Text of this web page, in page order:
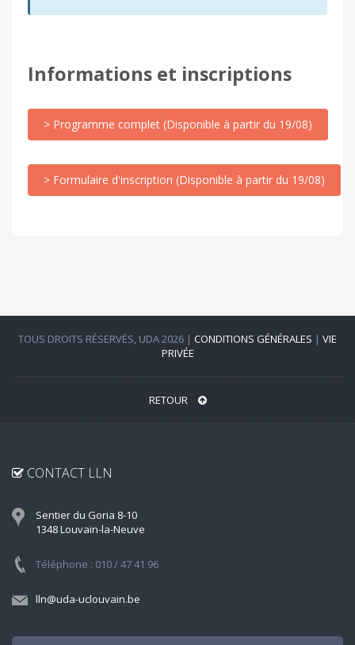
Informations et inscriptions
> Programme complet (Disponible à partir du 19/08)
> Formulaire d'inscription (Disponible à partir du 19/08)
TOUS DROITS RÉSERVÉS, UDA 2026 | CONDITIONS GÉNÉRALES | VIE
PRIVÉE
RETOUR
CONTACT LLN
Sentier du Goria 8-10
1348 Louvain-la-Neuve
Téléphone : 010 / 47 41 96
lln@uda-uclouvain.be